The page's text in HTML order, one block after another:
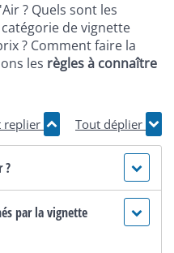
? Quels sont les
de vignette
? Comment faire la
les règles à connaître
replier Tout déplier
?
par la vignette